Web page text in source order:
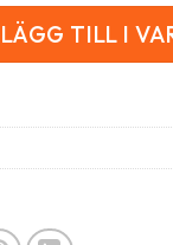
LÄGG TILL I